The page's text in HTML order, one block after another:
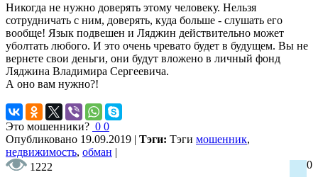
Никогда не нужно доверять этому человеку. Нельзя
сотрудничать с ним, доверять, куда больше - слушать его
вообще! Язык подвешен и Ляджин действительно может
уболтать любого. И это очень чревато будет в будущем. Вы не
вернете свои деньги, они будут вложено в личный фонд
Ляджина Владимира Сергеевича.
А оно вам нужно?!
Это мошенники? 0 0
Опубликовано 19.09.2019 | Тэги: Тэги мошенник,
недвижимость, обман |
1222
0